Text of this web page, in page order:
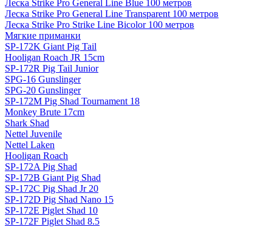
Леска Strike Pro General Line Blue 100 метров
Леска Strike Pro General Line Transparent 100 метров
Леска Strike Pro Strike Line Bicolor 100 метров
Мягкие приманки
SP-172K Giant Pig Tail
Hooligan Roach JR 15cm
SP-172R Pig Tail Junior
SPG-16 Gunslinger
SPG-20 Gunslinger
SP-172M Pig Shad Tournament 18
Monkey Brute 17cm
Shark Shad
Nettel Juvenile
Nettel Laken
Hooligan Roach
SP-172A Pig Shad
SP-172B Giant Pig Shad
SP-172C Pig Shad Jr 20
SP-172D Pig Shad Nano 15
SP-172E Piglet Shad 10
SP-172F Piglet Shad 8.5